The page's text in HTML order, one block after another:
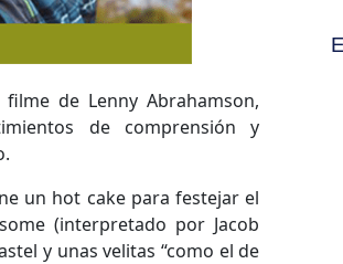
filme de Lenny Abrahamson,
de comprensión y
un hot cake para festejar el
(interpretado por Jacob
y unas velitas “como el de